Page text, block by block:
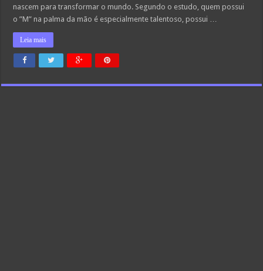
nascem para transformar o mundo. Segundo o estudo, quem possui
o ”M” na palma da mão é especialmente talentoso, possui …
Leia mais